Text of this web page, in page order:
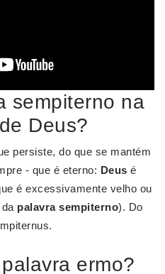
sempiterno na
Deus?
persiste, do que se mantém
- que é eterno: Deus é
é excessivamente velho ou
palavra sempiterno). Do
ermo?